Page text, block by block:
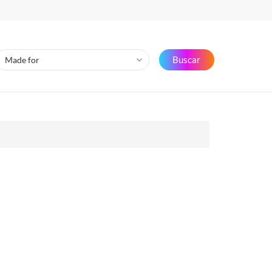
Buscar